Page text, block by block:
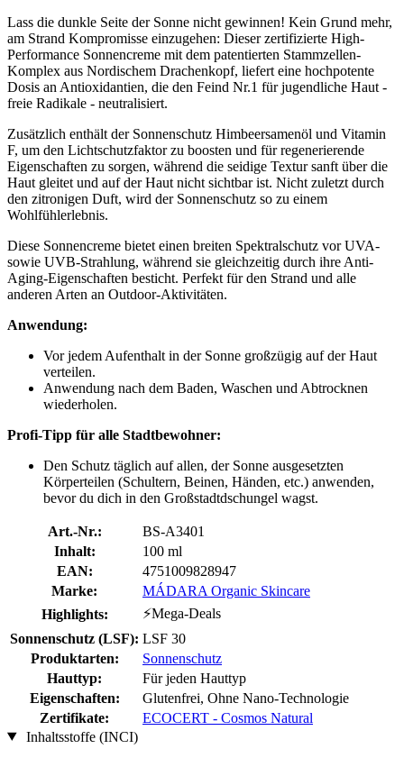
Lass die dunkle Seite der Sonne nicht gewinnen! Kein Grund mehr,
am Strand Kompromisse einzugehen: Dieser zertifizierte High-
Performance Sonnencreme mit dem patentierten Stammzellen-
Komplex aus Nordischem Drachenkopf, liefert eine hochpotente
Dosis an Antioxidantien, die den Feind Nr.1 für jugendliche Haut -
freie Radikale - neutralisiert.
Zusätzlich enthält der Sonnenschutz Himbeersamenöl und Vitamin
F, um den Lichtschutzfaktor zu boosten und für regenerierende
Eigenschaften zu sorgen, während die seidige Textur sanft über die
Haut gleitet und auf der Haut nicht sichtbar ist. Nicht zuletzt durch
den zitronigen Duft, wird der Sonnenschutz so zu einem
Wohlfühlerlebnis.
Diese Sonnencreme bietet einen breiten Spektralschutz vor UVA-
sowie UVB-Strahlung, während sie gleichzeitig durch ihre Anti-
Aging-Eigenschaften besticht. Perfekt für den Strand und alle
anderen Arten an Outdoor-Aktivitäten.
Anwendung:
Vor jedem Aufenthalt in der Sonne großzügig auf der Haut
verteilen.
Anwendung nach dem Baden, Waschen und Abtrocknen
wiederholen.
Profi-Tipp für alle Stadtbewohner:
Den Schutz täglich auf allen, der Sonne ausgesetzten
Körperteilen (Schultern, Beinen, Händen, etc.) anwenden,
bevor du dich in den Großstadtdschungel wagst.
Art.-Nr.:
BS-A3401
Inhalt:
100 ml
EAN:
4751009828947
Marke:
MÁDARA Organic Skincare
Highlights:
⚡Mega-Deals
Sonnenschutz (LSF): LSF 30
Produktarten:
Sonnenschutz
Hauttyp:
Für jeden Hauttyp
Eigenschaften:
Glutenfrei, Ohne Nano-Technologie
Zertifikate:
ECOCERT - Cosmos Natural
Inhaltsstoffe (INCI)